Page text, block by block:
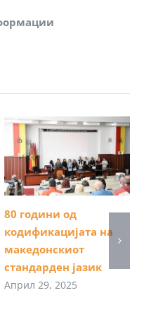
80 години од
кодификацијата на
македонскиот
стандарден јазик
Април 29, 2025